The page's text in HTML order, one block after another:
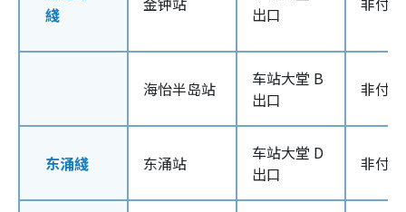
綫
出口
海怡半岛站
车站大堂 B
出口
非付
东涌綫 东涌站
车站大堂 D
出口
非付